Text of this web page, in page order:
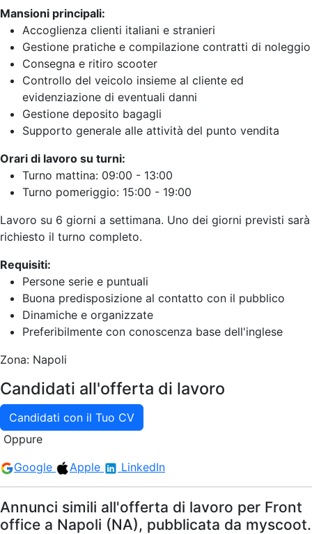
Mansioni principali:
Accoglienza clienti italiani e stranieri
Gestione pratiche e compilazione contratti di noleggio
Consegna e ritiro scooter
Controllo del veicolo insieme al cliente ed
evidenziazione di eventuali danni
Gestione deposito bagagli
Supporto generale alle attività del punto vendita
Orari di lavoro su turni:
Turno mattina: 09:00 - 13:00
Turno pomeriggio: 15:00 - 19:00
Lavoro su 6 giorni a settimana. Uno dei giorni previsti sarà
richiesto il turno completo.
Requisiti:
Persone serie e puntuali
Buona predisposizione al contatto con il pubblico
Dinamiche e organizzate
Preferibilmente con conoscenza base dell'inglese
Zona: Napoli
Candidati all'offerta di lavoro
Candidati con il Tuo CV
Oppure
Google
Apple LinkedIn
Annunci simili all'offerta di lavoro per Front
office a Napoli (NA), pubblicata da myscoot.